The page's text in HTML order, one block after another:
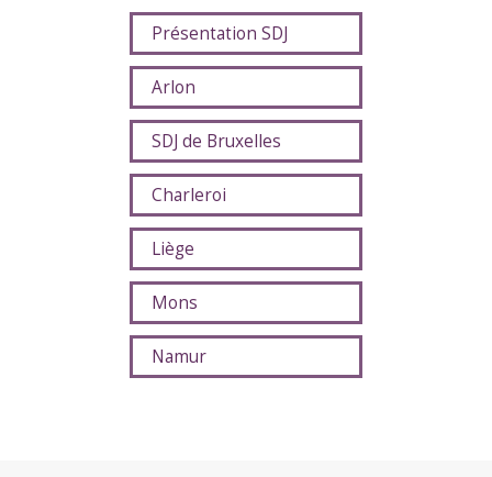
Présentation SDJ
Arlon
SDJ de Bruxelles
Charleroi
Liège
Mons
Namur